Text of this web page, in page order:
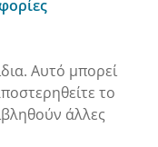
Αυτό μπορεί
το
άλλες